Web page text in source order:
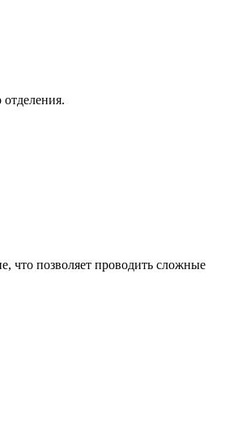
что позволяет проводить сложные